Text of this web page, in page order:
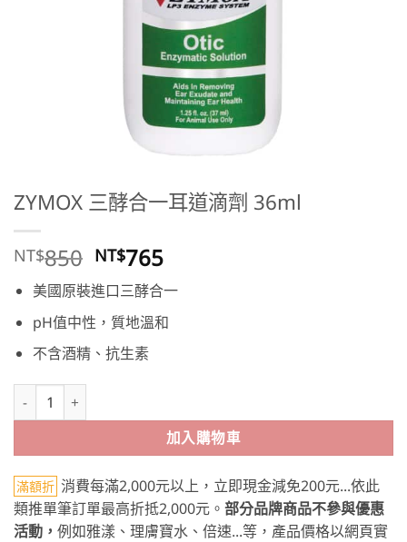
ZYMOX 三酵合一耳道滴劑 36ml
NT$850 原
始
價
格：
NT$850。
NT$765目
價
格：
美國原裝進口三酵合一
pH值中性，質地溫和
不含酒精、抗生素
ZYMOX 三酵合一耳道滴劑 36ml 數量
加入購物車
滿額折 消費每滿2,000元以上，立即現金減免200元...依此
類推單筆訂單最高折抵2,000元。 部分品牌商品不參與優惠
活動， 例如雅漾、理膚寶水、倍速...等，產品價格以網頁實